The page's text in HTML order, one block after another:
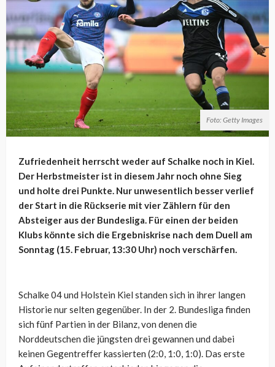
Foto: Getty Images
Zufriedenheit herrscht weder auf Schalke noch in Kiel.
Der Herbstmeister ist in diesem Jahr noch ohne Sieg
und holte drei Punkte. Nur unwesentlich besser verlief
der Start in die Rückserie mit vier Zählern für den
Absteiger aus der Bundesliga. Für einen der beiden
Klubs könnte sich die Ergebniskrise nach dem Duell am
Sonntag (15. Februar, 13:30 Uhr) noch verschärfen.
Schalke 04 und Holstein Kiel standen sich in ihrer langen
Historie nur selten gegenüber. In der 2. Bundesliga finden
sich fünf Partien in der Bilanz, von denen die
Norddeutschen die jüngsten drei gewannen und dabei
keinen Gegentreffer kassierten (2:0, 1:0, 1:0). Das erste